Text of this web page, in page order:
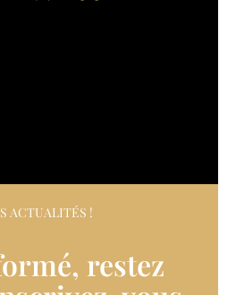
ACTUALITÉS !
restez